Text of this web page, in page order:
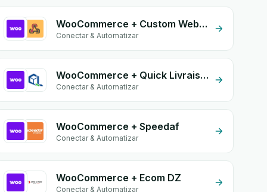
WooCommerce + Custom Webhook
Conectar & Automatizar
WooCommerce + Quick Livraison
Conectar & Automatizar
WooCommerce + Speedaf
Conectar & Automatizar
WooCommerce + Ecom DZ
Conectar & Automatizar